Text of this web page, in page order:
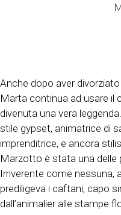
Anche dopo aver
Marta continua ad usare il
divenuta una vera
stile gypset, animatrice di
imprenditrice, e ancora
Marzotto è stata una delle
Irriverente come nessuna,
prediligeva i caftani, capo
dall’animalier alle stampe